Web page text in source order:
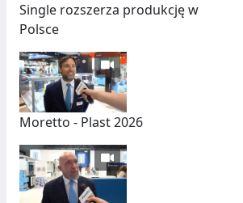
Single rozszerza produkcję w
Polsce
Moretto - Plast 2026